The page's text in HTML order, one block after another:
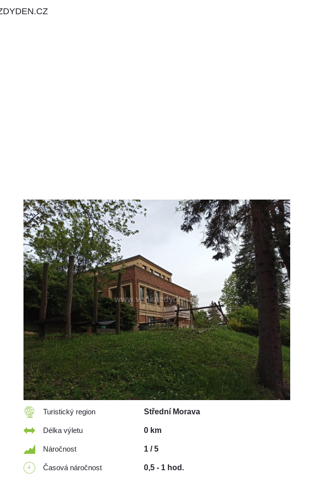
Turistický region Střední Morava
Délka výletu 0 km
Náročnost 1 / 5
Časová náročnost 0,5 - 1 hod.